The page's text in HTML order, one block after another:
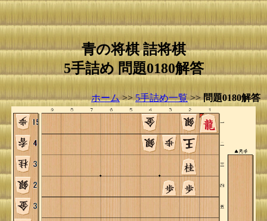
青の将棋 詰将棋
5手詰め 問題0180解答
ホーム>>5手詰め一覧>>問題0180解答